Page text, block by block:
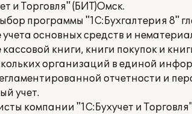
и Торговля" (БИТ)Омск.
программы "1С:Бухгалтерия 8"
учета основных средств и
кассовой книги, книги покупок и
организаций в единой
отчетности и
учет.
компании "1С:Бухучет и